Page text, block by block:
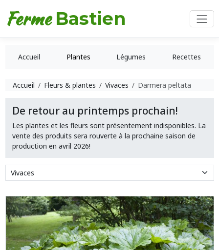
Ferme Bastien
Accueil Plantes Légumes Recettes
Accueil Fleurs & plantes Vivaces Darmera peltata
De retour au printemps prochain!
Les plantes et les fleurs sont présentement indisponibles. La
vente des produits sera rouverte à la prochaine saison de
production en avril 2026!